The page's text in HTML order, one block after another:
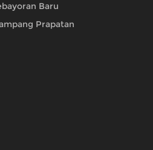
Baru
Prapatan